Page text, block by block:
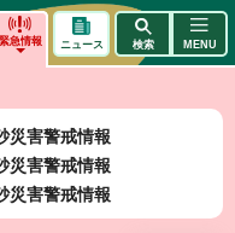
緊急情報
災害警戒情報
災害警戒情報
災害警戒情報
ニュース 検索 MENU